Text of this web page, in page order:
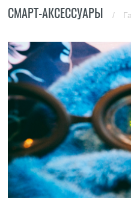
СМАРТ-АКСЕССУАРЫ /